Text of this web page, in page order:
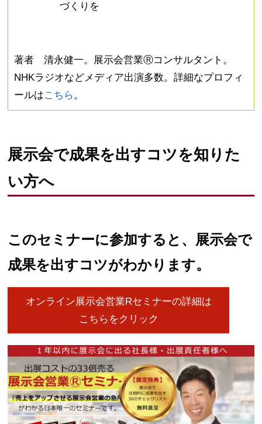
づくりを
著者 清永健一。展示会営業Ⓡコンサルタント。
NHKラジオなどメディア出演多数。詳細なプロフィ
ールはこちら。
展示会で成果を出すコツを知りた
い方へ
このセミナーに参加すると、展示会で
成果を出すコツがわかります。
オンライン展示会営業Rセミナーの詳細は
こちらをクリック